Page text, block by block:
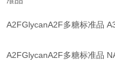
A2FGlycanA2F多糖标准品
A2FGlycanA2F多糖标准品